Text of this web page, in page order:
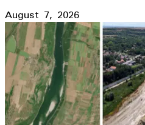
August 7, 2026